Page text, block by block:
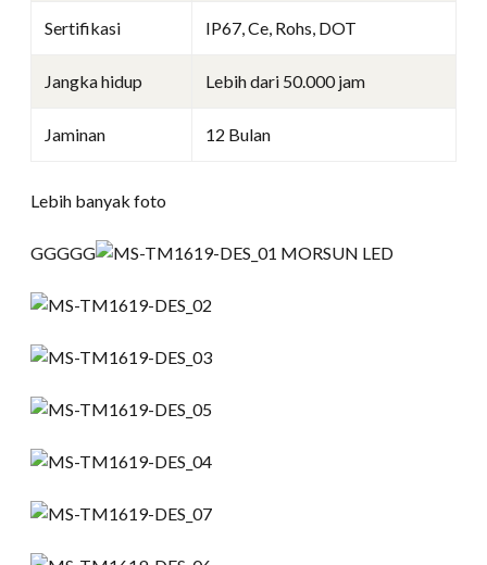
Sertifikasi IP67, Ce, Rohs, DOT
Jangka hidup Lebih dari 50.000 jam
Jaminan 12 Bulan
Lebih banyak foto
GGGGG